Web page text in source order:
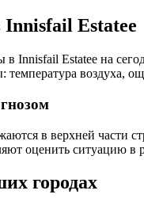
Estateе
Innisfail Estateе на
воздуха,
в верхней части
оценить ситуацию в
городах